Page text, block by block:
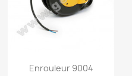
Aperçu rapide
Enrouleur 9004